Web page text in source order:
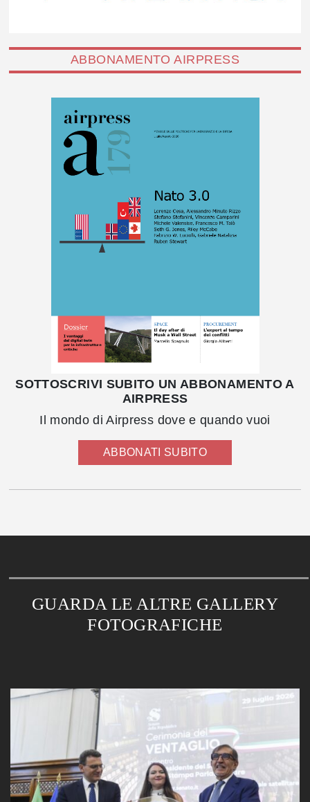
ABBONAMENTO AIRPRESS
SOTTOSCRIVI SUBITO UN ABBONAMENTO A
AIRPRESS
Il mondo di Airpress dove e quando vuoi
ABBONATI SUBITO
GUARDA LE ALTRE GALLERY
FOTOGRAFICHE